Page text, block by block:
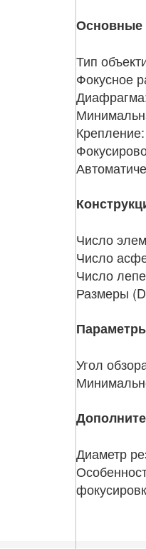
Основные
Тип
Фокусное
Число
Число
Число
Размеры
Угол
Диаметр